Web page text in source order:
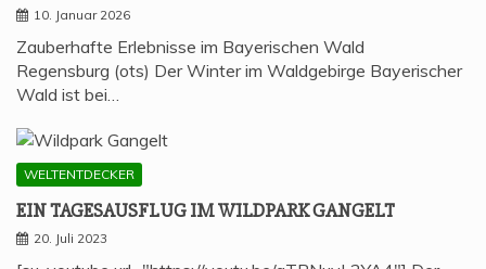
10. Januar 2026
Zauberhafte Erlebnisse im Bayerischen Wald
Regensburg (ots) Der Winter im Waldgebirge Bayerischer
Wald ist bei…
WELTENTDECKER
EIN TAGES­AUS­FLUG IM WILD­PARK GANGELT
20. Juli 2023